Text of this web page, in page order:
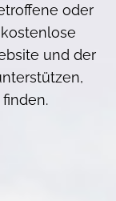
oder
und der